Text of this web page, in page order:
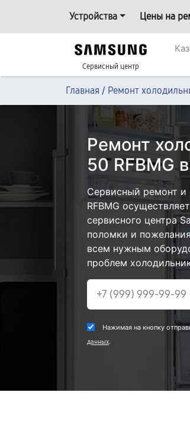
Устройства Цены на
Сервисный центр
Главная / Ремонт
Ремонт
50 RFBMG
Сервисный ремонт и
RFBMG
сервисного центра
поломки и
всем нужным
проблем
Нажимая на кнопку
данных.